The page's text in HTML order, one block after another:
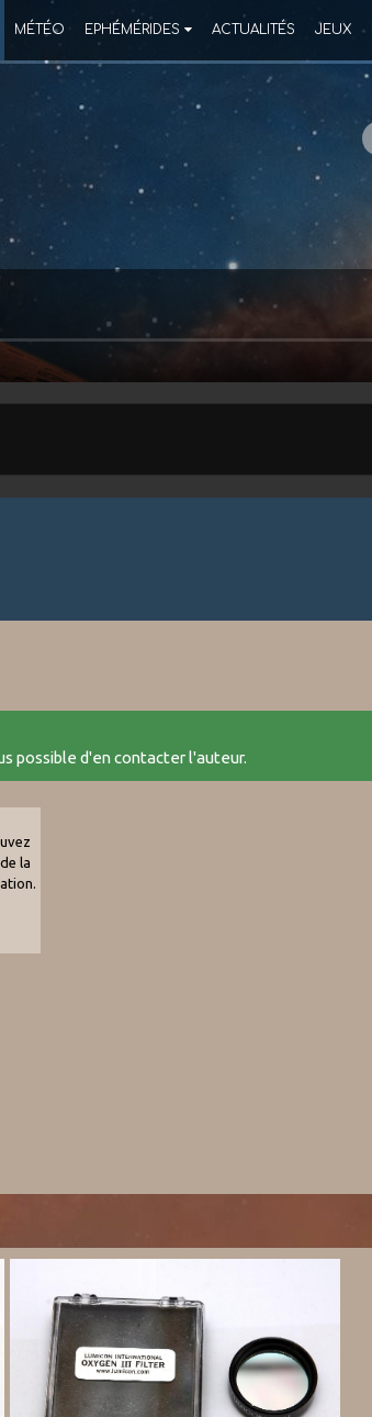
MÉTÉO EPHÉMÉRIDES ACTUALITÉS JEUX
possible d'en contacter l'auteur.
la